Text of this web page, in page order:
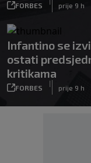
FORBES prije 9 h
Infantino se
ostati
kritikama
FORBES
|
prije 9 h